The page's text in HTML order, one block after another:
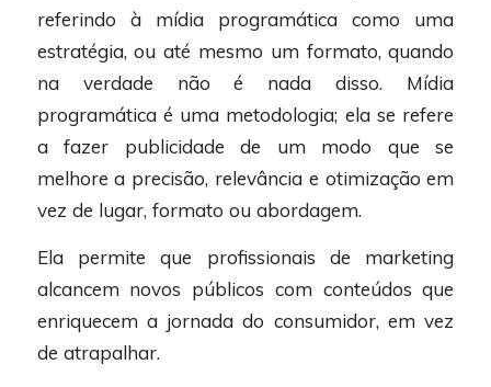
referindo à mídia programática como uma
estratégia, ou até mesmo um formato, quando
na verdade não é nada disso. Mídia
programática é uma metodologia; ela se refere
a fazer publicidade de um modo que se
melhore a precisão, relevância e otimização em
vez de lugar, formato ou abordagem.
Ela permite que profissionais de marketing
alcancem novos públicos com conteúdos que
enriquecem a jornada do consumidor, em vez
de atrapalhar.